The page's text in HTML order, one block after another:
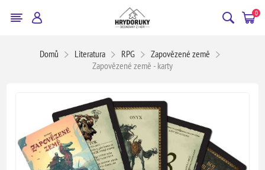
0
Domů Literatura RPG
Zapovězené země
Zapovězené země - karty